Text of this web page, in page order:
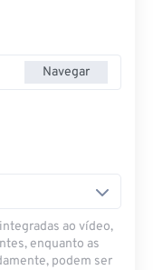
Navegar
ao vídeo,
enquanto as
podem ser